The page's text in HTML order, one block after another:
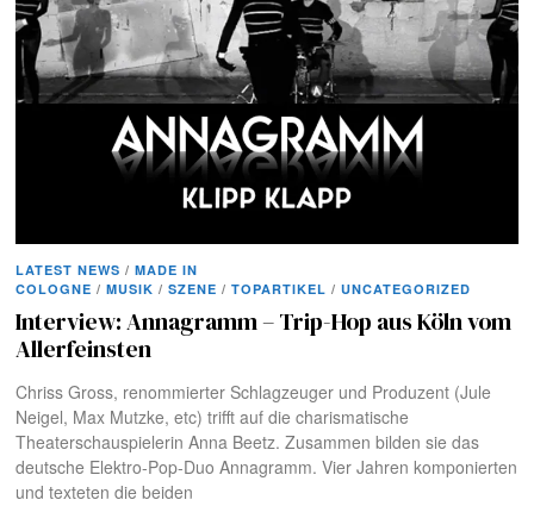
LATEST NEWS / MADE IN
COLOGNE / MUSIK / SZENE / TOPARTIKEL / UNCATEGORIZED
Interview: Annagramm – Trip-Hop aus Köln vom
Allerfeinsten
Chriss Gross, renommierter Schlagzeuger und Produzent (Jule
Neigel, Max Mutzke, etc) trifft auf die charismatische
Theaterschauspielerin Anna Beetz. Zusammen bilden sie das
deutsche Elektro-Pop-Duo Annagramm. Vier Jahren komponierten
und texteten die beiden